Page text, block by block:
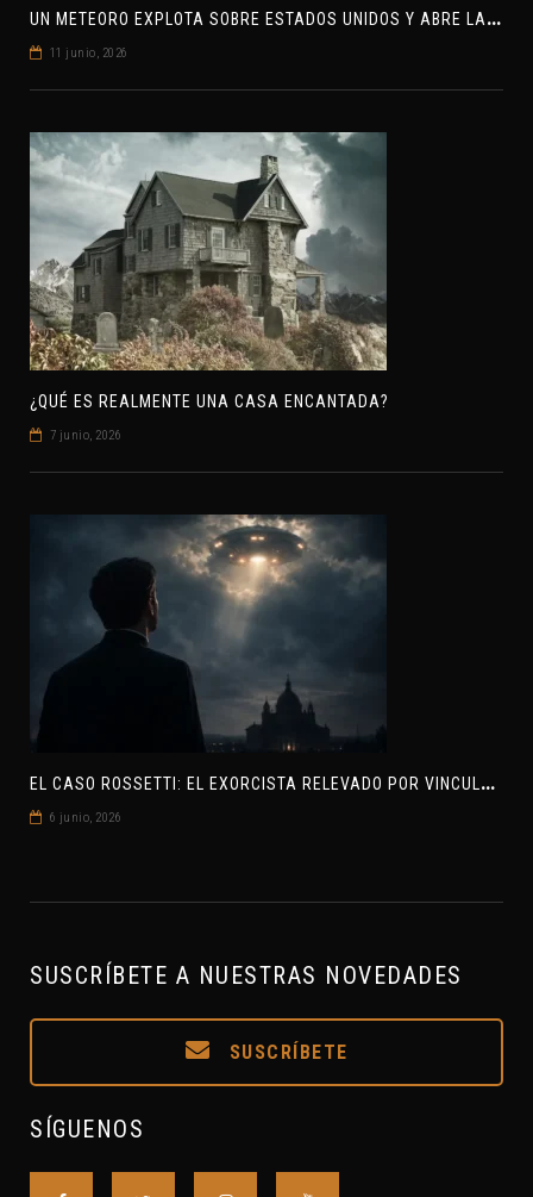
U
N METEORO EXPLOTA SOBRE ESTADOS UNIDOS Y ABRE LA PISTA DE POLAR-IM, UN POSIBLE VISITANTE INTERESTELAR
11 junio, 2026
¿QUÉ ES REALMENTE UNA CASA ENCANTADA?
7 junio, 2026
E
L CASO ROSSETTI: EL EXORCISTA RELEVADO POR VINCULAR OVNIS Y DEMONIOS
6 junio, 2026
SUSCRÍBETE A NUESTRAS NOVEDADES
SUSCRÍBETE
SÍGUENOS